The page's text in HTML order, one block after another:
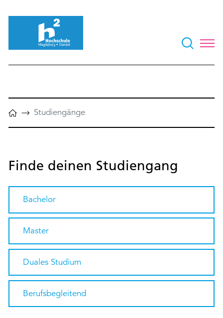
Studiengänge
Finde deinen Studiengang
Bachelor
Master
Duales Studium
Berufsbegleitend